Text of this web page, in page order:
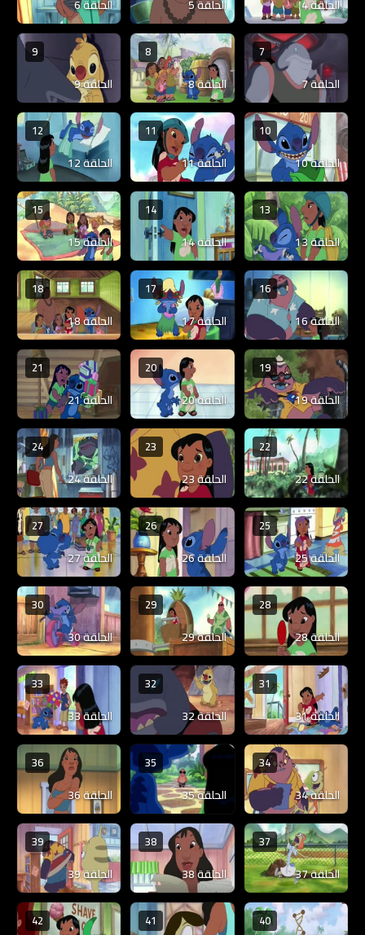
الحلقة 4 الحلقة 5 الحلقة 6
7
الحلقة 7
8
الحلقة 8
9
الحلقة 9
10
الحلقة 10
11
الحلقة 11
12
الحلقة 12
13
الحلقة 13
14
الحلقة 14
15
الحلقة 15
16
الحلقة 16
17
الحلقة 17
18
الحلقة 18
19
الحلقة 19
20
الحلقة 20
21
الحلقة 21
22
الحلقة 22
23
الحلقة 23
24
الحلقة 24
25
الحلقة 25
26
الحلقة 26
27
الحلقة 27
28
الحلقة 28
29
الحلقة 29
30
الحلقة 30
31
الحلقة 31
32
الحلقة 32
33
الحلقة 33
34
الحلقة 34
35
الحلقة 35
36
الحلقة 36
37
الحلقة 37
38
الحلقة 38
39
الحلقة 39
40
41
42